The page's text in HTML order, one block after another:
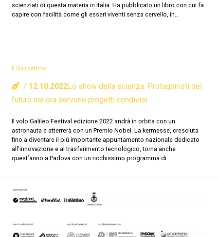
scienziati di questa materia in Italia. Ha pubblicato un libro con cui fa
capire con facilità come gli esseri viventi senza cervello, in…
Il Gazzettino
12.10.2022Lo show della scienza. Protagonisti del
futuro ma ora servono progetti condivisi
Il volo Galileo Festival edizione 2022 andrà in orbita con un
astronauta e atterrerà con un Premio Nobel. La kermesse, cresciuta
fino a diventare il più importante appuntamento nazionale dedicato
all’innovazione e al trasferimento tecnologico, torna anche
quest’anno a Padova con un ricchissimo programma di…